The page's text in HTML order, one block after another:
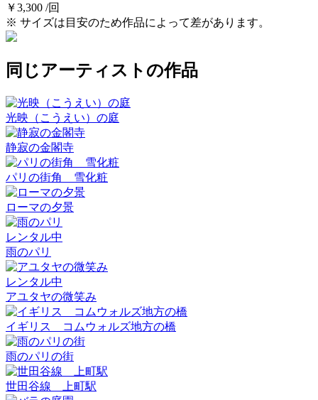
￥3,300 /回
※ サイズは目安のため作品によって差があります。
同じアーティストの作品
光映（こうえい）の庭
静寂の金閣寺
パリの街角 雪化粧
ローマの夕景
レンタル中
雨のパリ
レンタル中
アユタヤの微笑み
イギリス コムウォルズ地方の橋
雨のパリの街
世田谷線 上町駅